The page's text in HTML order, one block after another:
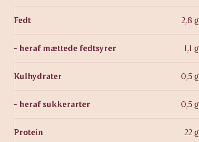
Fedt 2,8 g
- heraf mættede fedtsyrer 1,1 g
Kulhydrater 0,5 g
- heraf sukkerarter 0,5 g
Protein 22 g